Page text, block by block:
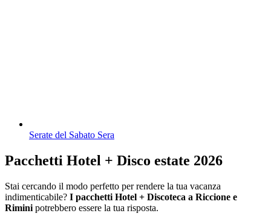
Serate del Sabato Sera
Pacchetti Hotel + Disco estate 2026
Stai cercando il modo perfetto per rendere la tua vacanza
indimenticabile? I pacchetti Hotel + Discoteca a Riccione e
Rimini potrebbero essere la tua risposta.